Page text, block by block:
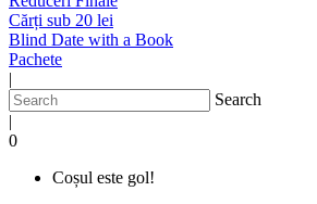
Cărți sub 20 lei
Blind Date with a Book
Pachete
|
Search
|
0
Coșul este gol!